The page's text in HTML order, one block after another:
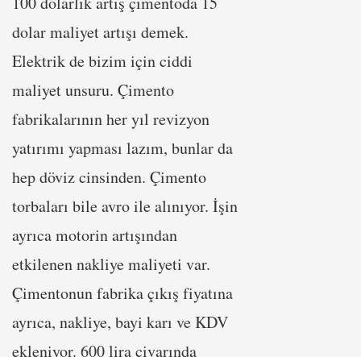
dolar maliyet artışı demek.
Elektrik de bizim için ciddi
maliyet unsuru. Çimento
fabrikalarının her yıl revizyon
yatırımı yapması lazım, bunlar da
hep döviz cinsinden. Çimento
torbaları bile avro ile alınıyor. İşin
ayrıca motorin artışından
etkilenen nakliye maliyeti var.
Çimentonun fabrika çıkış fiyatına
ayrıca, nakliye, bayi karı ve KDV
ekleniyor. 600 lira civarında